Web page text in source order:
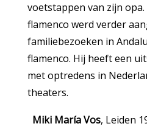
voetstappen van zijn
flamenco werd verder
familiebezoeken in
flamenco. Hij heeft een
met optredens in
theaters.
Miki María Vos, Leiden